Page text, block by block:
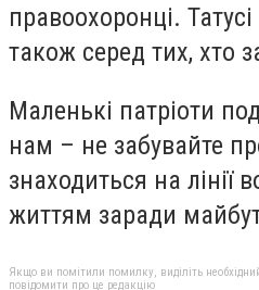
правоохоронці.
також серед тих, хто
Маленькі патріоти
нам – не забувайте
знаходиться на лінії
життям заради
Якщо ви помітили помилку, виділіть
повідомити про це редакцію